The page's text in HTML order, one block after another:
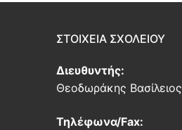
ΣΤΟΙΧΕΙΑ ΣΧΟΛΕΙΟΥ
Διευθυντής:
Θεοδωράκης Βασίλειος
Τηλέφωνα/Fax: